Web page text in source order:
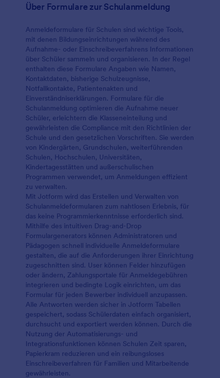
Gesamtbetrag der ausgewählten Artikel und bietet
Gutscheine und Rechnungen einzubeziehen. Mit
diesem Tool können Sie auch ein Zahlungs-Gateway
einbinden, so dass es für Sie einfacher wird, Online-
Zahlungen zu erhalten. Diese Formularvorlage
verwendet auch das Unterschriftstool, um die
Unterschrift der Eltern oder des
Erziehungsberechtigten zu erfassen, nachdem sie
die Zahlung oder den Kauf bestätigt haben.
Über Formulare zur Schulanmeldung
Anmeldeformulare für Schulen sind wichtige Tools,
mit denen Bildungseinrichtungen während des
Aufnahme- oder Einschreibeverfahrens Informationen
über Schüler sammeln und organisieren. In der Regel
enthalten diese Formulare Angaben wie Namen,
Kontaktdaten, bisherige Schulzeugnisse,
Notfallkontakte, Patientenakten und
Einverständniserklärungen. Formulare für die
Schulanmeldung optimieren die Aufnahme neuer
Schüler, erleichtern die Klasseneinteilung und
gewährleisten die Compliance mit den Richtlinien der
Schule und den gesetzlichen Vorschriften. Sie werden
von Kindergärten, Grundschulen, weiterführenden
Schulen, Hochschulen, Universitäten,
Kindertagesstätten und außerschulischen
Programmen verwendet, um Anmeldungen effizient
zu verwalten.
Mit Jotform wird das Erstellen und Verwalten von
Schulanmeldeformularen zum nahtlosen Erlebnis, für
das keine Programmierkenntnisse erforderlich sind.
Mithilfe des intuitiven Drag-and-Drop
Formulargenerators können Administratoren und
Pädagogen schnell individuelle Anmeldeformulare
gestalten, die auf die Anforderungen ihrer Einrichtung
zugeschnitten sind. User können Felder hinzufügen
oder ändern, Zahlungsportale für Anmeldegebühren
integrieren und bedingte Logik einrichten, um das
Formular für jeden Bewerber individuell anzupassen.
Alle Antworten werden sicher in Jotform Tabellen
gespeichert, sodass Schülerdaten einfach organisiert,
durchsucht und exportiert werden können. Durch die
Nutzung der Automatisierungs- und
Integrationsfunktionen können Schulen Zeit sparen,
Papierkram reduzieren und ein reibungsloses
Einschreibeverfahren für Familien und Mitarbeitende
gewährleisten.